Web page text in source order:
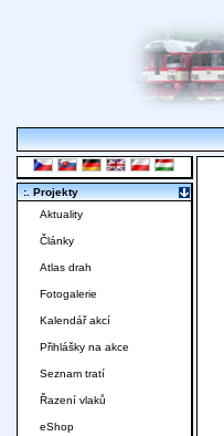
:. Projekty
Aktuality
Články
Atlas drah
Fotogalerie
Kalendář akcí
Přihlášky na akce
Seznam tratí
Řazení vlaků
eShop